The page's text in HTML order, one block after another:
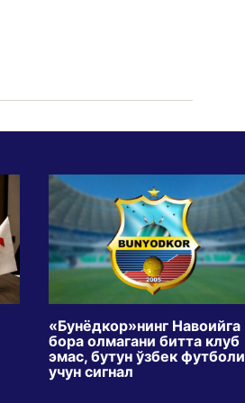
«Бунёдкор»нинг Навоийга
бора олмагани битта клуб
эмас, бутун ўзбек футболи
учун сигнал